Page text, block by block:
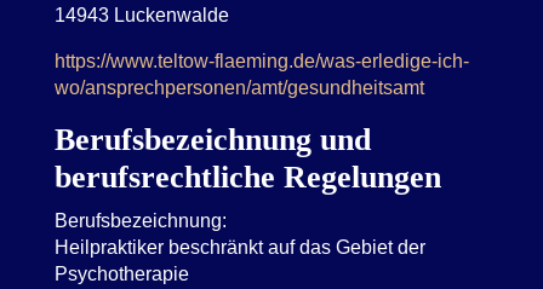
14943 Luckenwalde
https://www.teltow-flaeming.de/was-erledige-ich-
wo/ansprechpersonen/amt/gesundheitsamt
Berufsbezeichnung und
berufsrechtliche Regelungen
Berufsbezeichnung:
Heilpraktiker beschränkt auf das Gebiet der
Psychotherapie